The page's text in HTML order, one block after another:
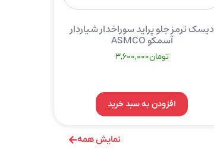
نمایش همه
دیسک ترمز جلو پراید سوراخدار شیاردار
آسمکو ASMCO
تومان3,600,000
افزودن به سبد خرید